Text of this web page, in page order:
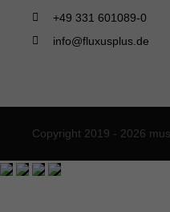
+49 331 601089-0
info@fluxusplus.de
Copyright 2019 - 2026